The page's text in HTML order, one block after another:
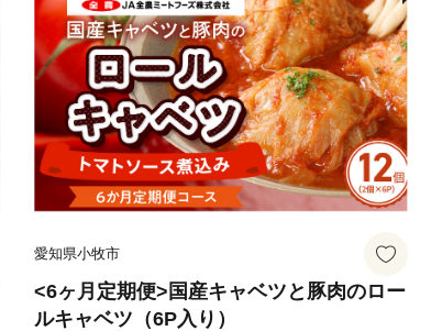
愛知県小牧市
<6ヶ月定期便>国産キャベツと豚肉のロー
ルキャベツ（6P入り）